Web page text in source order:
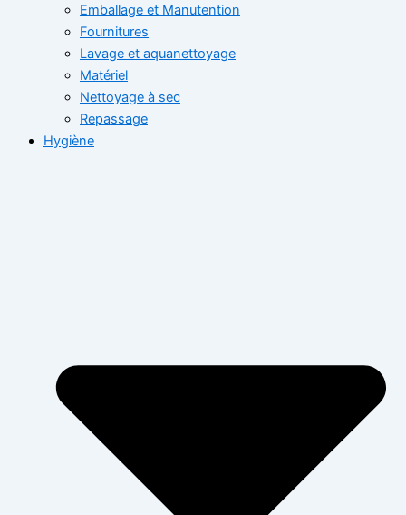
Emballage et Manutention
Fournitures
Lavage et aquanettoyage
Matériel
Nettoyage à sec
Repassage
Hygiène